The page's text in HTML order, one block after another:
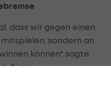
dass wir gegen einen
sondern an
können", sagte
gleich in den